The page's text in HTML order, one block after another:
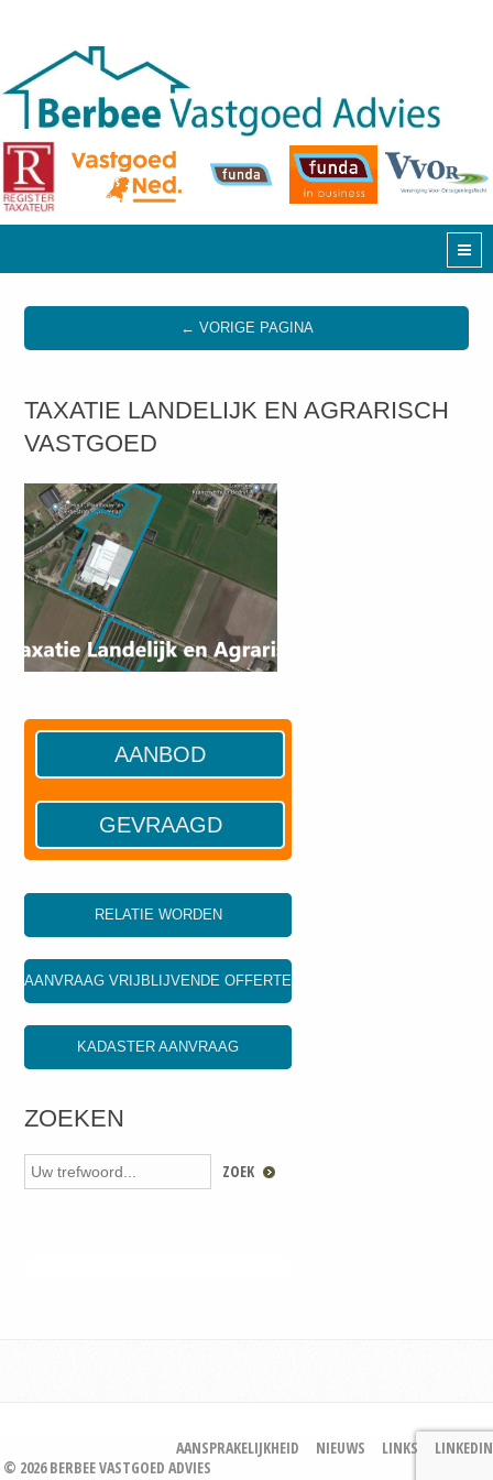
← VORIGE PAGINA
TAXATIE LANDELIJK EN AGRARISCH
VASTGOED
AANBOD
GEVRAAGD
RELATIE WORDEN
AANVRAAG VRIJBLIJVENDE OFFERTE
KADASTER AANVRAAG
ZOEKEN
AANSPRAKELIJKHEID NIEUWS LINKS
LINKEDIN
© 2026 BERBEE VASTGOED ADVIES